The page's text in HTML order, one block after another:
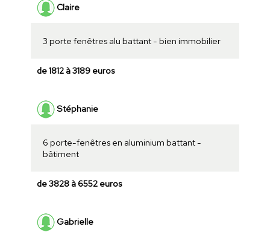
Claire
3 porte fenêtres alu battant - bien immobilier
de 1812 à 3189 euros
Stéphanie
6 porte-fenêtres en aluminium battant -
bâtiment
de 3828 à 6552 euros
Gabrielle